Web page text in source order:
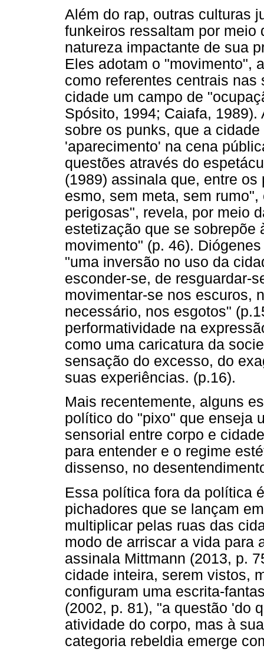
Além do rap, outras culturas
funkeiros ressaltam por meio
natureza impactante de sua
Eles adotam o "movimento",
como referentes centrais
cidade um campo de
Spósito, 1994; Caiafa,
sobre os punks, que a
'aparecimento' na cena
questões através do
(1989) assinala que, entre
esmo, sem meta, sem
perigosas", revela, por meio
estetização que se sobrepõe
movimento" (p. 46).
"uma inversão no uso da
esconder-se, de resguardar-
movimentar-se nos escuros,
necessário, nos esgotos"
performatividade na
como uma caricatura da
sensação do excesso, do
suas experiências. (p.16).
Mais recentemente, alguns
político do "pixo" que enseja
sensorial entre corpo e
para entender e o regime
dissenso, no
Essa política fora da política
pichadores que se lançam
multiplicar pelas ruas das
modo de arriscar a vida para
assinala Mittmann (2013, p.
cidade inteira, serem vistos,
conﬁguram uma escrita-
(2002, p. 81), "a questão 'do
atividade do corpo, mas à
categoria rebeldia emerge